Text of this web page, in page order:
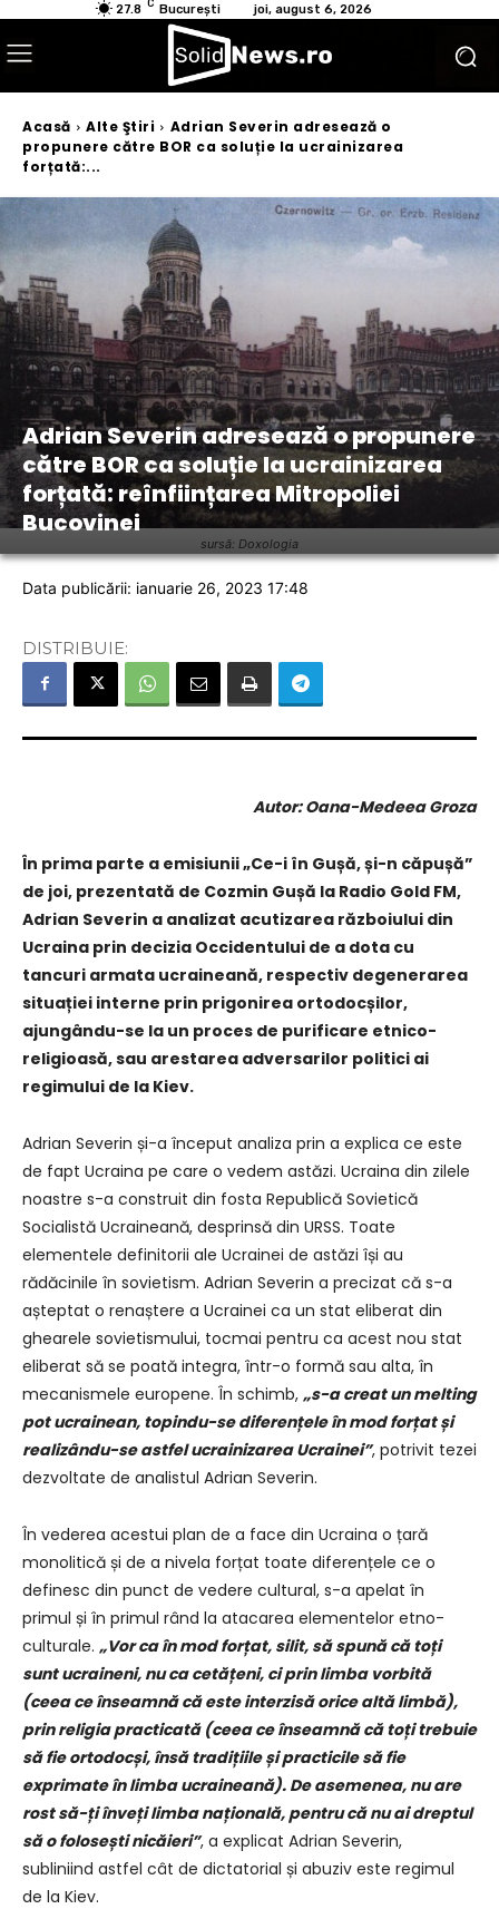
27.8 C București joi, august 6, 2026
Acasă Alte Ştiri
Adrian Severin adresează o
propunere către BOR ca soluție la ucrainizarea
forțată:...
sursă: Doxologia
Adrian Severin adresează o propunere
către BOR ca soluție la ucrainizarea
forțată: reînființarea Mitropoliei
Bucovinei
Data publicării: ianuarie 26, 2023 17:48
DISTRIBUIE:
Autor: Oana-Medeea Groza
În prima parte a emisiunii „Ce-i în Gușă, și-n căpușă”
de joi, prezentată de Cozmin Gușă la Radio Gold FM,
Adrian Severin a analizat acutizarea războiului din
Ucraina prin decizia Occidentului de a dota cu
tancuri armata ucraineană, respectiv degenerarea
situației interne prin prigonirea ortodocșilor,
ajungându-se la un proces de purificare etnico-
religioasă, sau arestarea adversarilor politici ai
regimului de la Kiev.
Adrian Severin și-a început analiza prin a explica ce este
de fapt Ucraina pe care o vedem astăzi. Ucraina din zilele
noastre s-a construit din fosta Republică Sovietică
Socialistă Ucraineană, desprinsă din URSS. Toate
elementele definitorii ale Ucrainei de astăzi își au
rădăcinile în sovietism. Adrian Severin a precizat că s-a
așteptat o renaștere a Ucrainei ca un stat eliberat din
ghearele sovietismului, tocmai pentru ca acest nou stat
eliberat să se poată integra, într-o formă sau alta, în
mecanismele europene. În schimb, „s-a creat un melting
pot ucrainean, topindu-se diferențele în mod forțat și
realizându-se astfel ucrainizarea Ucrainei”, potrivit tezei
dezvoltate de analistul Adrian Severin.
În vederea acestui plan de a face din Ucraina o țară
monolitică și de a nivela forțat toate diferențele ce o
definesc din punct de vedere cultural, s-a apelat în
primul și în primul rând la atacarea elementelor etno-
culturale. „Vor ca în mod forțat, silit, să spună că toți
sunt ucraineni, nu ca cetățeni, ci prin limba vorbită
(ceea ce înseamnă că este interzisă orice altă limbă),
prin religia practicată (ceea ce înseamnă că toți trebuie
să fie ortodocși, însă tradițiile și practicile să fie
exprimate în limba ucraineană). De asemenea, nu are
rost să-ți înveți limba națională, pentru că nu ai dreptul
să o folosești nicăieri”, a explicat Adrian Severin,
subliniind astfel cât de dictatorial și abuziv este regimul
de la Kiev.